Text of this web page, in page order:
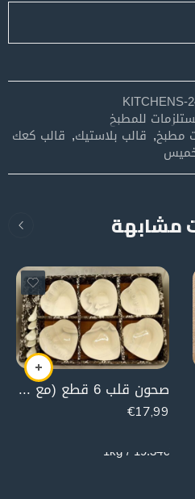
KITCHENS-
للمطبخ
مطبخ, قالب بلاستيك, قالب كعك
مشابهة
صحون قلب 6 قطع (مع ملاعق)
€17,99
19.34€ / 1kg